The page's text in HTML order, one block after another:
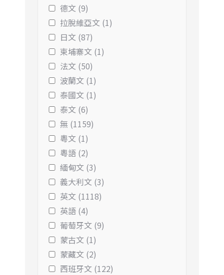
德文 (9)
拉脫維亞文 (1)
日文 (87)
柬埔寨文 (1)
法文 (50)
波蘭文 (1)
泰國文 (1)
泰文 (6)
無 (1159)
粵文 (1)
粵語 (2)
緬甸文 (3)
義大利文 (3)
英文 (1118)
英語 (4)
葡萄牙文 (9)
蒙古文 (1)
蒙藏文 (2)
西班牙文 (122)